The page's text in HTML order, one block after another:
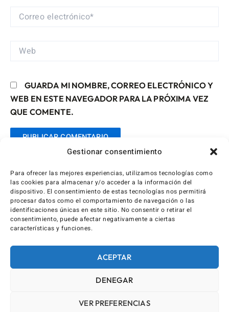
Gestionar consentimiento
Para ofrecer las mejores experiencias, utilizamos tecnologías como
las cookies para almacenar y/o acceder a la información del
dispositivo. El consentimiento de estas tecnologías nos permitirá
procesar datos como el comportamiento de navegación o las
identificaciones únicas en este sitio. No consentir o retirar el
consentimiento, puede afectar negativamente a ciertas
características y funciones.
ACEPTAR
DENEGAR
VER PREFERENCIAS
CORREO
WEB
GUARDA MI NOMBRE, CORREO ELECTRÓNICO Y
WEB EN ESTE NAVEGADOR PARA LA PRÓXIMA VEZ
QUE COMENTE.